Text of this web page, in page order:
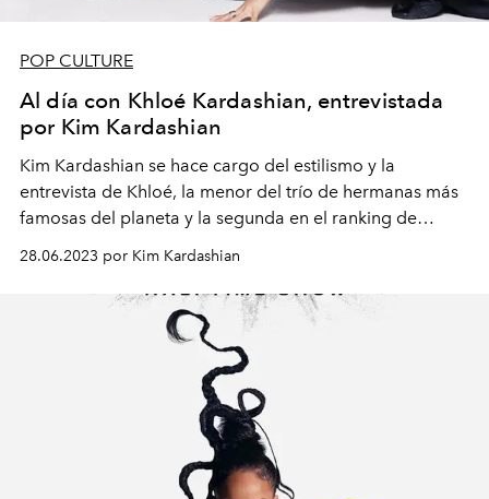
POP CULTURE
Al día con Khloé Kardashian, entrevistada
por Kim Kardashian
Kim Kardashian se hace cargo del estilismo y la
entrevista de Khloé, la menor del trío de hermanas más
famosas del planeta y la segunda en el ranking de
millones de seguidores. Autora de libros y presentadora
de televisión, Khloé fundó junto a Emma Grede hace
seis años una línea de jeans para mujeres con curvas,
Good American, que factura 200 millones de dólares al
año. Aquí habla de las similitudes y diferencias entre ella
y Kim, lo que habría hecho si no hubiera participado en
el famoso reality show, su relación con la moda y sus
diseñadores favoritos, su necesidad de orden y su
capacidad de organización. Y reflexiona sobre la
maternidad y lo que le hizo entender sobre sus padres.
28.06.2023 por Kim Kardashian